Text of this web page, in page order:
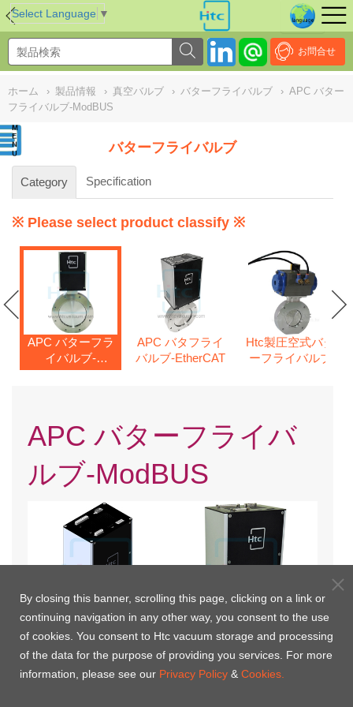
Select Language ▼
お問合せ
ホーム › 製品情報 › 真空バルブ › バターフライバルブ › APC バター
フライバルブ-ModBUS
バターフライバルブ
Category Specification
※ Please select product classify ※
APC バターフラ
イバルブ-
ModBUS
APC バタフライ
バルブ-EtherCAT
Htc製圧空式バタ
ーフライバルブ
APC バターフライバ
ルブ-ModBUS
ブ
ブ
NULL
By closing this banner, scrolling this page, clicking on a link or
continuing navigation in any other way, you consent to the use
of cookies. You consent to Htc vacuum storage and processing
of the data for the purpose of providing you services. For more
information, please see our Privacy Policy & Cookies.
//